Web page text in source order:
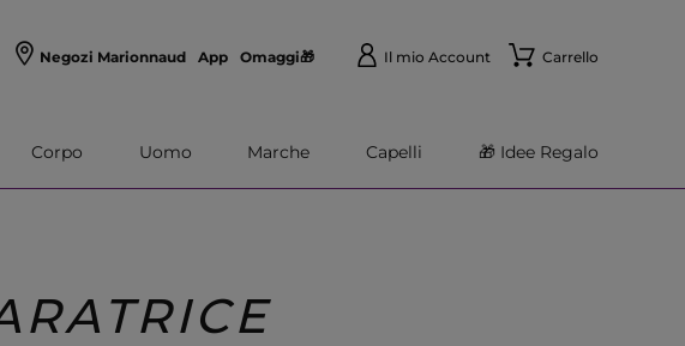
Negozi Marionnaud App Omaggi🎁 Il mio Account Carrello
Corpo Uomo Marche Capelli 🎁 Idee Regalo